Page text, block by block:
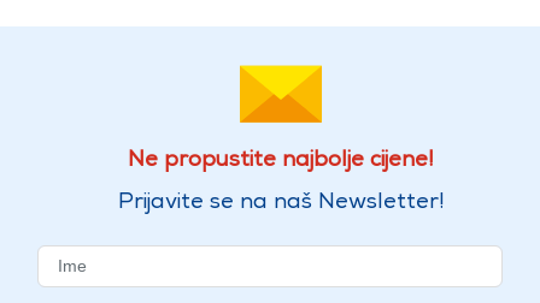
Ne propustite najbolje cijene!
Prijavite se na naš Newsletter!